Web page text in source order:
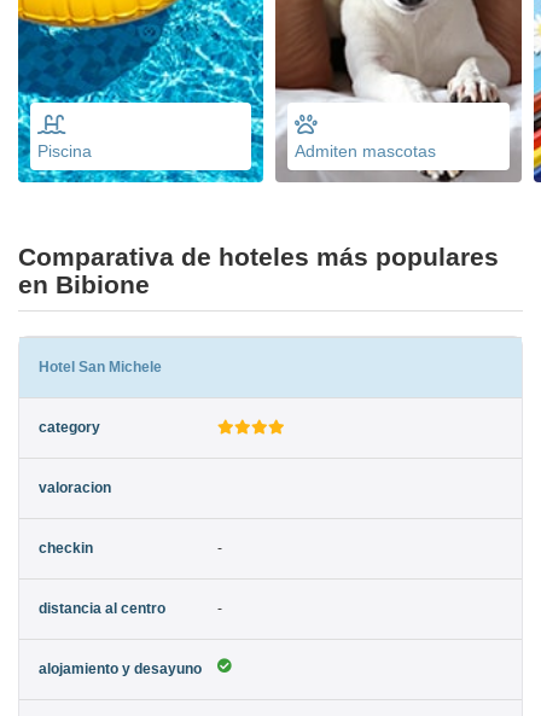
Piscina Admiten mascotas
Comparativa de hoteles más populares
en Bibione
Hotel San Michele
-
-